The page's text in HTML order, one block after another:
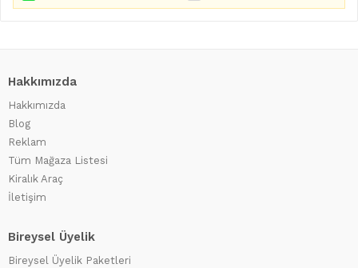
Hakkımızda
Hakkımızda
Blog
Reklam
Tüm Mağaza Listesi
Kiralık Araç
İletişim
Bireysel Üyelik
Bireysel Üyelik Paketleri